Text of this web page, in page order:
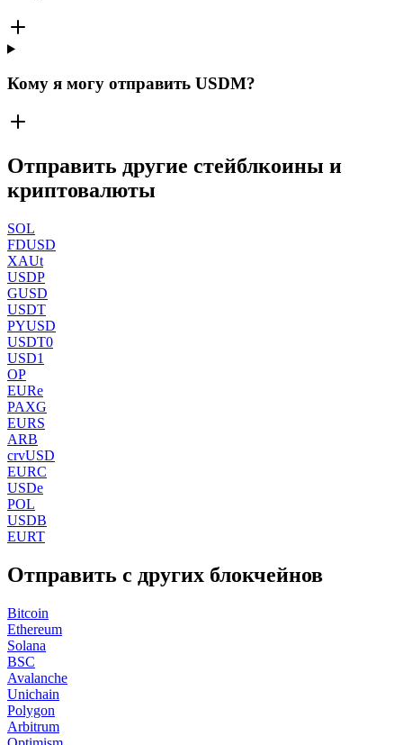
Кому я могу отправить USDM?
Отправить другие стейблкоины и
криптовалюты
SOL
FDUSD
XAUt
USDP
GUSD
USDT
PYUSD
USDT0
USD1
OP
EURe
PAXG
EURS
ARB
crvUSD
EURC
USDe
POL
USDB
EURT
Отправить с других блокчейнов
Bitcoin
Ethereum
Solana
BSC
Avalanche
Unichain
Polygon
Arbitrum